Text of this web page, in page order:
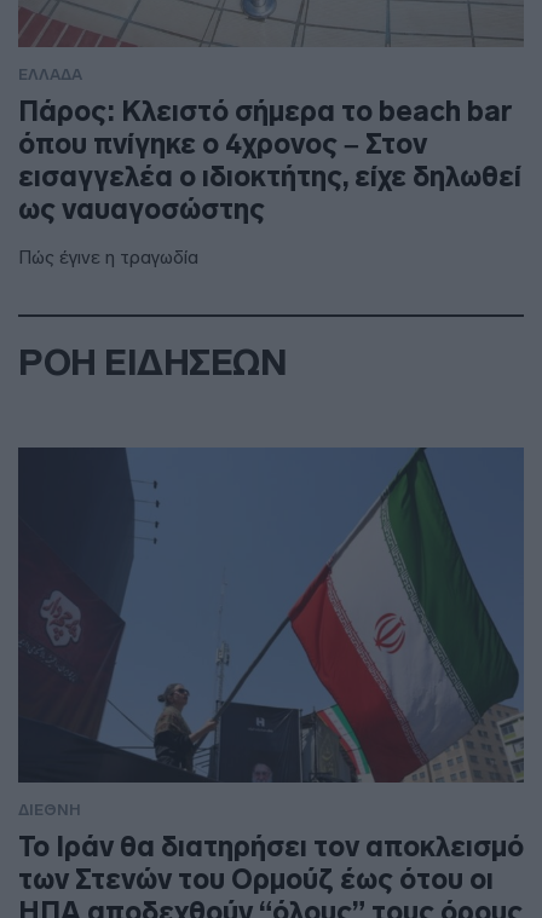
ΕΛΛΑΔΑ
Πάρος: Κλειστό σήμερα το beach bar
όπου πνίγηκε ο 4χρονος – Στον
εισαγγελέα ο ιδιοκτήτης, είχε δηλωθεί
ως ναυαγοσώστης
Πώς έγινε η τραγωδία
ΡΟΗ ΕΙΔΗΣΕΩΝ
ΔΙΕΘΝΗ
To Ιράν θα διατηρήσει τον αποκλεισμό
των Στενών του Ορμούζ έως ότου οι